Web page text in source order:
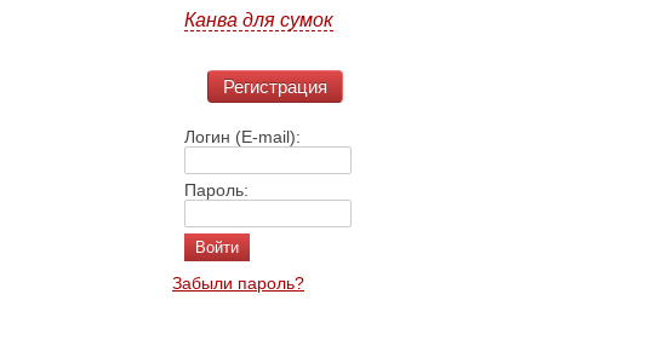
Канва для сумок
Регистрация
Логин (E-mail):
Пароль:
Забыли пароль?